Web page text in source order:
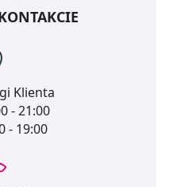
Klienta
- 21:00
- 19:00